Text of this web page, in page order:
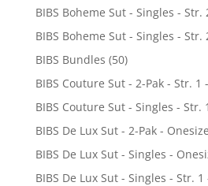
BIBS Boheme Sut - Singles - Str.
BIBS Boheme Sut - Singles -
BIBS Bundles (50)
BIBS Couture Sut - 2-Pak - Str. 1
BIBS Couture Sut - Singles - Str.
BIBS De Lux Sut - 2-Pak -
BIBS De Lux Sut - Singles -
BIBS De Lux Sut - Singles - Str.